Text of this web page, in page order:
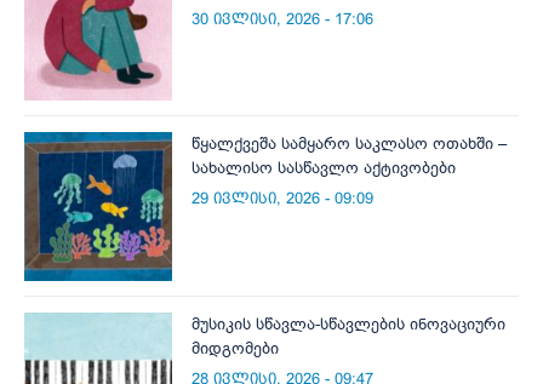
30 ივლისი, 2026 - 17:06
წყალქვეშა სამყარო საკლასო ოთახში –
სახალისო სასწავლო აქტივობები
29 ივლისი, 2026 - 09:09
მუსიკის სწავლა-სწავლების ინოვაციური
მიდგომები
28 ივლისი, 2026 - 09:47